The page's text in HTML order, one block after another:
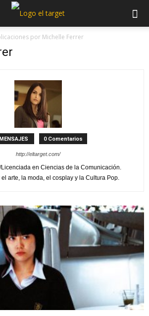
por Michelle Ferrer
0 Comentarios
http://eltarget.com/
Licenciada en Ciencias de la Comunicación.
arte, la moda, el cosplay y la Cultura Pop.